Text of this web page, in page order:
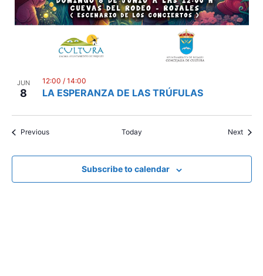
JUN
8 LA ESPERANZA DE LAS TRÚFULAS
12:00 / 14:00
PreviousEvents Today Next
Subscribe to calendar